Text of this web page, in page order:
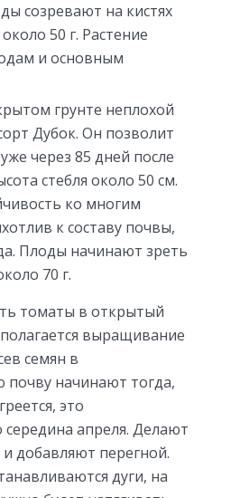
созревают на кистях
50 г. Растение
и основным
грунте неплохой
Дубок. Он позволит
через 85 дней после
стебля около 50 см.
ко многим
к составу почвы,
Плоды начинают зреть
70 г.
томаты в открытый
выращивание
семян в
почву начинают тогда,
это
апреля. Делают
добавляют перегной.
дуги, на